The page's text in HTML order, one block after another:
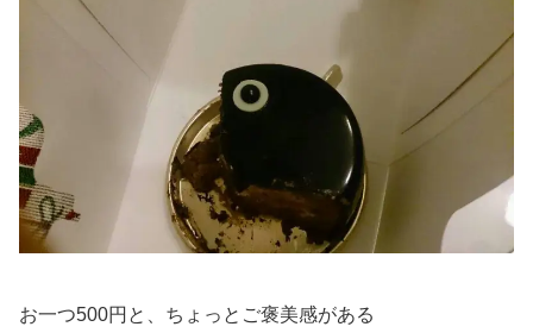
お一つ500円と、ちょっとご褒美感がある